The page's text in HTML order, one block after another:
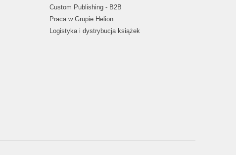
Custom Publishing - B2B
Praca w Grupie Helion
Logistyka i dystrybucja książek